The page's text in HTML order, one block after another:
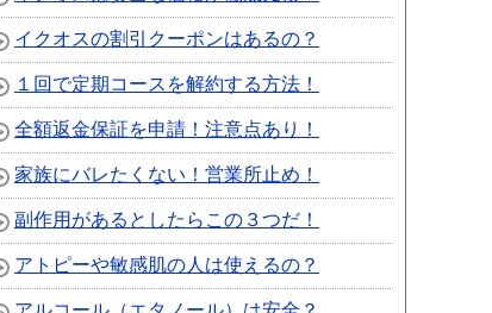
イクオスの割引クーポンはあるの？
１回で定期コースを解約する方法！
全額返金保証を申請！注意点あり！
家族にバレたくない！営業所止め！
副作用があるとしたらこの３つだ！
アトピーや敏感肌の人は使えるの？